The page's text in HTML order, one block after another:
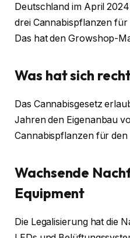
Deutschland im April
drei Cannabispflanzen
Das hat den Growshop-
Was hat sich
Das Cannabisgesetz
Jahren den Eigenanbau
Cannabispflanzen für
Wachsende
Equipment
Die Legalisierung hat die